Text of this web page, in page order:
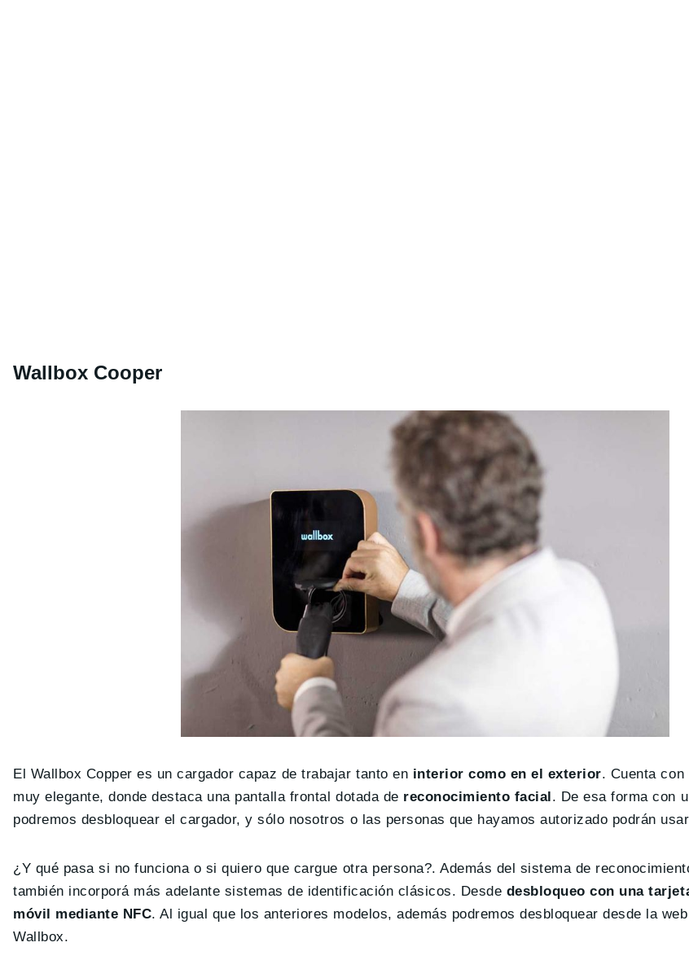
Wallbox Cooper
El Wallbox Copper es un cargador capaz de trabajar tanto en interior como en el exterior. Cuenta
muy elegante, donde destaca una pantalla frontal dotada de reconocimiento facial. De esa forma con
podremos desbloquear el cargador, y sólo nosotros o las personas que hayamos autorizado podrán
¿Y qué pasa si no funciona o si quiero que cargue otra persona?. Además del sistema de
también incorporá más adelante sistemas de identificación clásicos. Desde desbloqueo con una
móvil mediante NFC. Al igual que los anteriores modelos, además podremos desbloquear desde la
Wallbox.